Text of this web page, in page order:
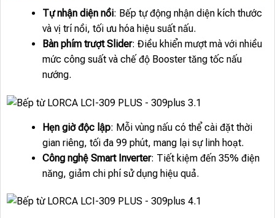
Tự nhận diện nồi: Bếp tự động nhận diện kích thước
và vị trí nồi, tối ưu hóa hiệu suất nấu.
Bàn phím trượt Slider: Điều khiển mượt mà với nhiều
mức công suất và chế độ Booster tăng tốc nấu
nướng.
Hẹn giờ độc lập: Mỗi vùng nấu có thể cài đặt thời
gian riêng, tối đa 99 phút, mang lại sự linh hoạt.
Công nghệ Smart Inverter: Tiết kiệm đến 35% điện
năng, giảm chi phí sử dụng hiệu quả.